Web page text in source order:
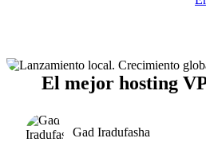
El mejor hosting
Gad Iradufasha